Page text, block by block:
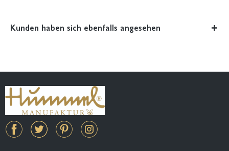
Kunden haben sich ebenfalls angesehen